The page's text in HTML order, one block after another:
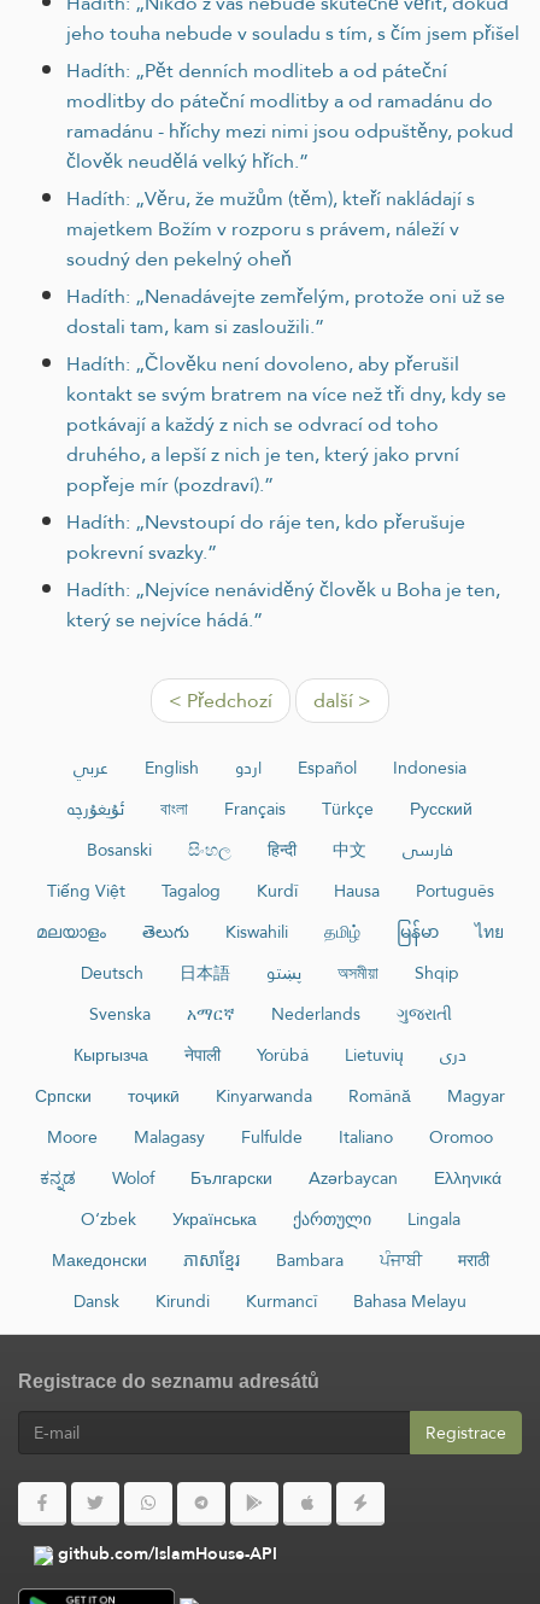
jeho touha nebude v souladu s tím, s čím jsem přišel
Hadíth: „Pět denních modliteb a od páteční
modlitby do páteční modlitby a od ramadánu do
ramadánu - hříchy mezi nimi jsou odpuštěny, pokud
člověk neudělá velký hřích.”
Hadíth: „Věru, že mužům (těm), kteří nakládají s
majetkem Božím v rozporu s právem, náleží v
soudný den pekelný oheň
Hadíth: „Nenadávejte zemřelým, protože oni už se
dostali tam, kam si zasloužili.”
Hadíth: „Člověku není dovoleno, aby přerušil
kontakt se svým bratrem na více než tři dny, kdy se
potkávají a každý z nich se odvrací od toho
druhého, a lepší z nich je ten, který jako první
popřeje mír (pozdraví).”
Hadíth: „Nevstoupí do ráje ten, kdo přerušuje
pokrevní svazky.”
Hadíth: „Nejvíce nenáviděný člověk u Boha je ten,
který se nejvíce hádá.”
< Předchozí další >
عربي English اردو Español
Indonesia
ئۇيغۇرچە
বাংলা Français Türkçe
Русский
Bosanski
සිංහල हिन्दी 中文
فارسی
Tiếng Việt
Tagalog Kurdî Hausa
Português
മലയാളം
తెలుగు Kiswahili தமிழ் မြန်မာ
ไทย
Deutsch
日本語 پښتو অসমীয়া
Shqip
Svenska
አማርኛ Nederlands
ગુજરાતી
Кыргызча
नेपाली Yorùbá Lietuvių
دری
Српски
тоҷикӣ Kinyarwanda Română
Magyar
Moore
Malagasy Fulfulde Italiano
Oromoo
ಕನ್ನಡ
Wolof Български Azərbaycan
Ελληνικά
O‘zbek
Українська ქართული
Lingala
Македонски
ភាសាខ្មែរ Bambara ਪੰਜਾਬੀ
मराठी
Dansk
Kirundi Kurmancî Bahasa Melayu
Registrace do seznamu adresátů
Registrace
github.com/IslamHouse-API